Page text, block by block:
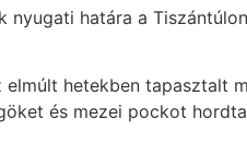
határa a
hetekben tapasztalt
és mezei pockot